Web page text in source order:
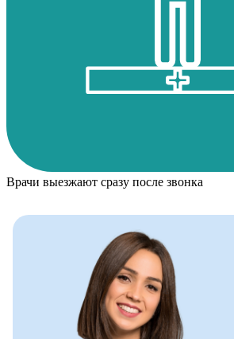
Врачи выезжают сразу после звонка